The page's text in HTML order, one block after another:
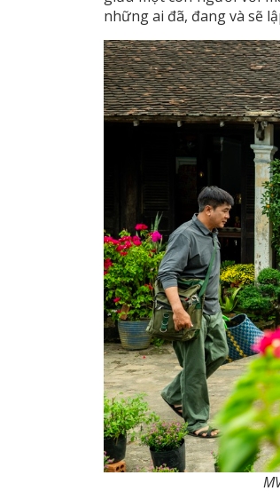
những ai đã, đang và sẽ